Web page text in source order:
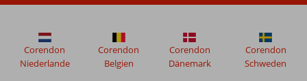
ihrem
Goldene
Dünen
Corendon
Niederlande
Corendon
Belgien
Corendon
Dänemark
Corendon
Schweden